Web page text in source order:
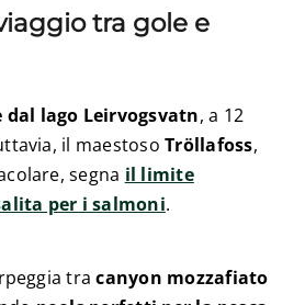
tra gole e
dal lago Leirvogsvatn, a 12
il maestosoTröllafoss,
segna il limite
per i salmoni.
tracanyon mozzafiato